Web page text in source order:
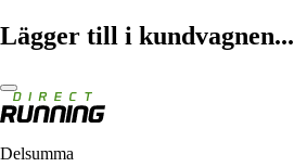
Lägger till i kundvagnen...
Delsumma